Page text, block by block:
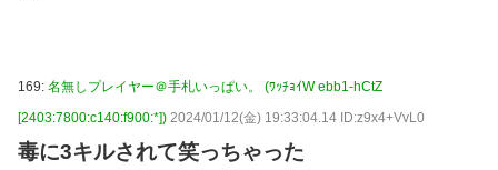
169: 名無しプレイヤー＠手札いっぱい。 (ﾜｯﾁｮｲW ebb1-hCtZ
[2403:7800:c140:f900:*]) 2024/01/12(金) 19:33:04.14 ID:z9x4+VvL0
毒に3キルされて笑っちゃった